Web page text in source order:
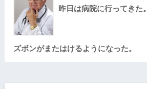
昨日は病院に行ってきた。
ズボンがまたはけるようになった。